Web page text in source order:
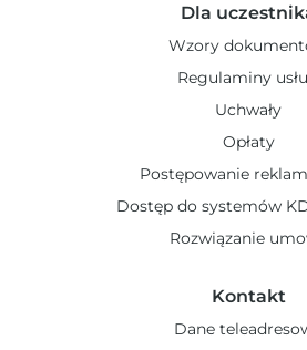
Dla
Wzory
Regulaminy
Uchwały
Opłaty
Postępowanie
Dostęp do systemów
Rozwiązanie
Kontakt
Dane